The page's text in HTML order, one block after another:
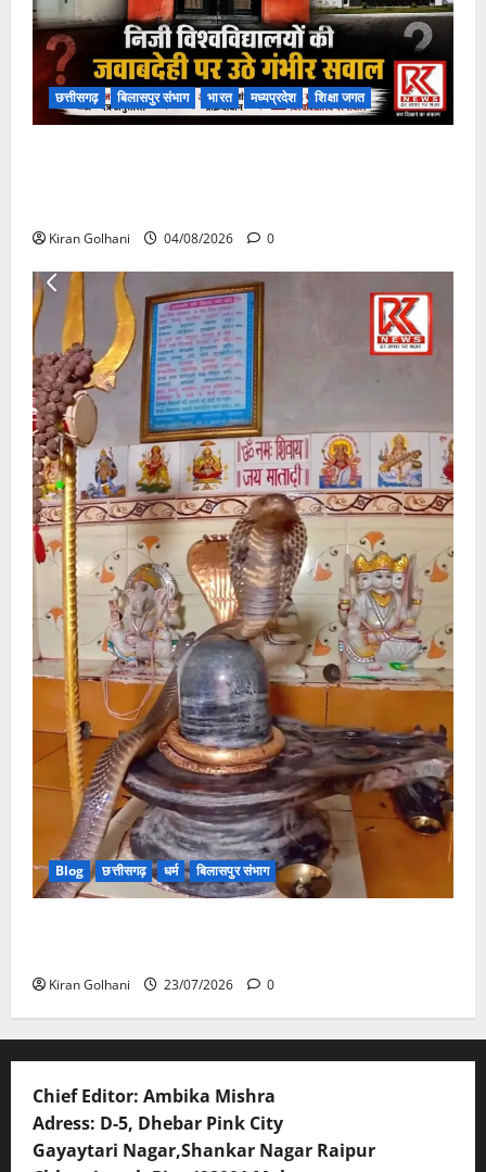
छत्तीसगढ़ बिलासपुर संभाग भारत मध्यप्रदेश शिक्षा जगत
Kiran Golhani 04/08/2026 0
Blog छत्तीसगढ़ धर्म बिलासपुर संभाग
Kiran Golhani 23/07/2026 0
Chief Editor: Ambika Mishra
Adress: D-5, Dhebar Pink City
Gayaytari Nagar,Shankar Nagar Raipur